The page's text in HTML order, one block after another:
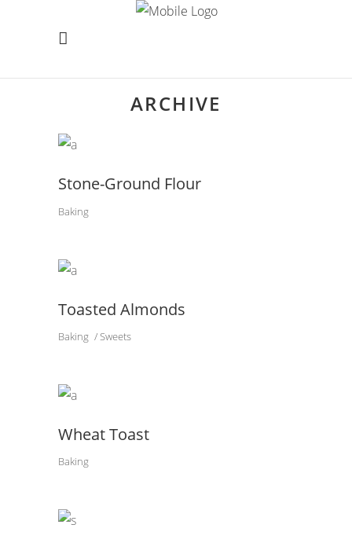
ARCHIVE
Stone-Ground Flour
Baking
Toasted Almonds
Baking Sweets
Wheat Toast
Baking